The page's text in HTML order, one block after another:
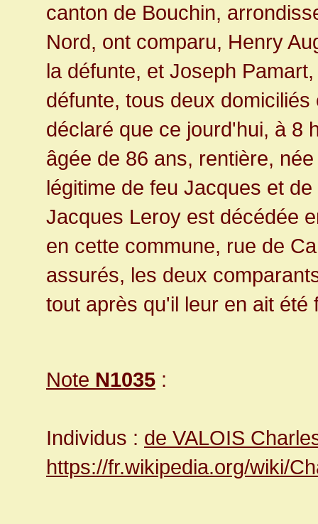
canton de Bouchin,
Nord, ont comparu, Henry
la défunte, et Joseph
défunte, tous deux
déclaré que ce jourd'hui, à 8
âgée de 86 ans, rentière,
légitime de feu Jacques et
Jacques Leroy est décédée
en cette commune, rue de
assurés, les deux
tout après qu'il leur en ait été
Note N1035 :
Individus : de VALOIS
https://fr.wikipedia.org/wiki/